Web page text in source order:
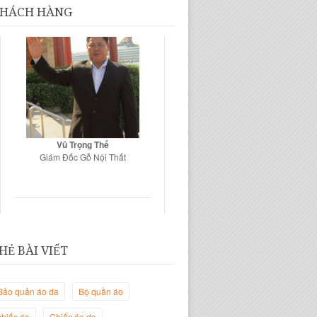
HÀNG
Vũ Trọng Thế
Giám Đốc Gỗ Nội Thất
BÀI VIẾT
quản áo da Bộ quần áo